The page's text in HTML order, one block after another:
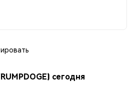
сегодня